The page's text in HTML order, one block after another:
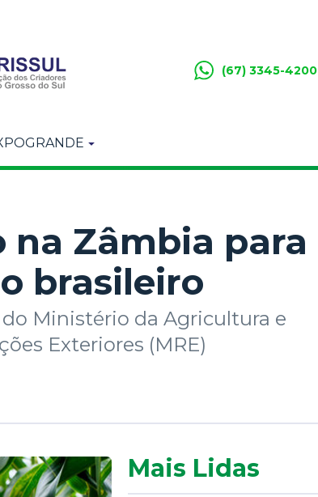
(67) 3345-4200
Zâmbia para
brasileiro
Ministério da Agricultura e
Exteriores (MRE)
Mais Lidas